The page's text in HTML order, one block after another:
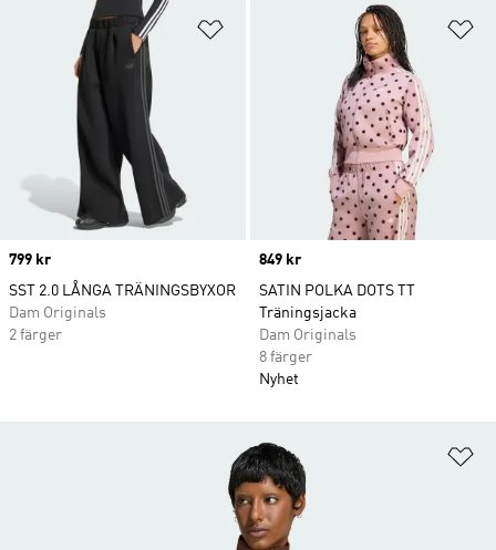
Lägg till på önskelistan
Price
799 kr
SST 2.0 LÅNGA TRÄNINGSBYXOR
Dam Originals
2 färger
Price
849 kr
SATIN POLKA DOTS TT
Träningsjacka
Dam Originals
8 färger
Nyhet